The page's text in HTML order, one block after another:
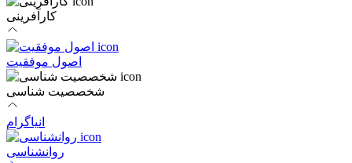
کارآفرینی
اصول موفقیت
شخصصیت شناسی
انیاگرام
روانشناسی